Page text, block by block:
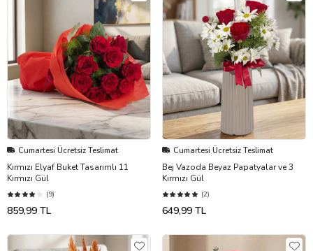
Cumartesi Ücretsiz Teslimat
Kırmızı Elyaf Buket Tasarımlı 11
Kırmızı Gül
(9)
859,99 TL
Cumartesi Ücretsiz Teslimat
Bej Vazoda Beyaz Papatyalar ve 3
Kırmızı Gül
(2)
649,99 TL